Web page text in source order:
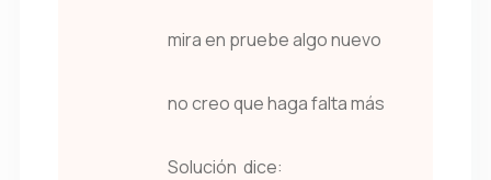
mira en pruebe algo nuevo
no creo que haga falta más
Solución dice: